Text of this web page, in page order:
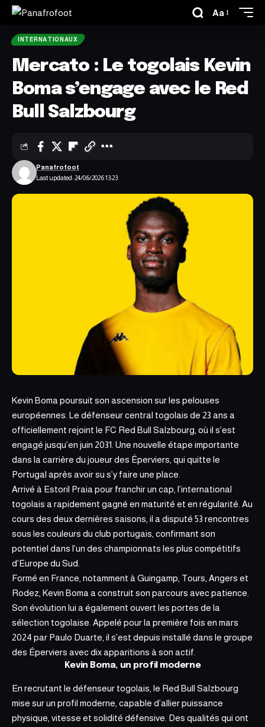
Aa
INTERNATIONAUX
Mercato : Le togolais Kevin
Boma s’engage avec le Red
Bull Salzbourg
Last updated: 24/06/2026 13:23
Panafrofoot
Kevin Boma poursuit son ascension sur les pelouses
européennes. Le défenseur central togolais de 23 ans a
officiellement rejoint le FC Red Bull Salzbourg, où il s’est
engagé jusqu’en juin 2031. Une nouvelle étape importante
dans la carrière du joueur des Éperviers, qui quitte le
Portugal après avoir su s’y faire une place.
Arrivé à Estoril Praia pour franchir un cap, l’international
togolais a rapidement gagné en maturité et en régularité. Au
cours des deux dernières saisons, il a disputé 53 rencontres
sous les couleurs du club portugais, confirmant son
potentiel dans l’un des championnats les plus compétitifs
d’Europe du Sud.
Formé en France, notamment à Guingamp, Tours, Angers et
Rodez, Kevin Boma a construit son parcours avec patience.
Son évolution lui a également ouvert les portes de la
sélection togolaise. Appelé pour la première fois en mars
2024 par Paulo Duarte, il s’est depuis installé dans le groupe
des Éperviers avec dix apparitions à son actif.
Kevin Boma, un profil moderne
En recrutant le défenseur togolais, le Red Bull Salzbourg
mise sur un profil moderne, capable d’allier puissance
physique, vitesse et solidité défensive. Des qualités qui ont